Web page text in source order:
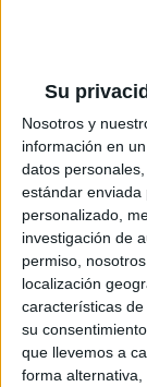
Su
Nosotros y
información en
datos
estándar enviada
personalizado,
investigación de
permiso,
localización
características
su
que llevemos a
forma
Máster
UNIVERSIDAD
Máster
Máster
Industria 5.0
UDIT -
TECNOLOGíA
Tipo: Máster